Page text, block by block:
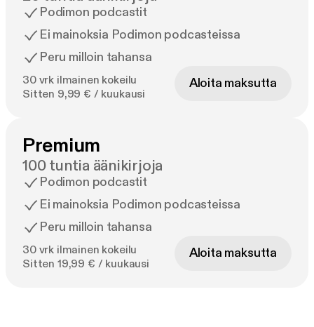
Podimon podcastit
Ei mainoksia Podimon podcasteissa
Peru milloin tahansa
30 vrk ilmainen kokeilu
Sitten 9,99 € / kuukausi
Aloita maksutta
Premium
100 tuntia äänikirjoja
Podimon podcastit
Ei mainoksia Podimon podcasteissa
Peru milloin tahansa
30 vrk ilmainen kokeilu
Sitten 19,99 € / kuukausi
Aloita maksutta